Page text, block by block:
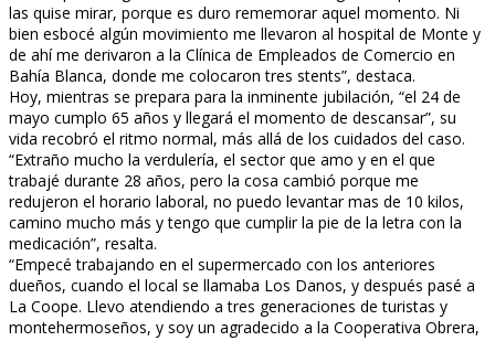
las quise mirar, porque es duro rememorar aquel momento. Ni
bien esbocé algún movimiento me llevaron al hospital de Monte y
de ahí me derivaron a la Clínica de Empleados de Comercio en
Bahía Blanca, donde me colocaron tres stents”, destaca.
Hoy, mientras se prepara para la inminente jubilación, “el 24 de
mayo cumplo 65 años y llegará el momento de descansar”, su
vida recobró el ritmo normal, más allá de los cuidados del caso.
“Extraño mucho la verdulería, el sector que amo y en el que
trabajé durante 28 años, pero la cosa cambió porque me
redujeron el horario laboral, no puedo levantar mas de 10 kilos,
camino mucho más y tengo que cumplir la pie de la letra con la
medicación”, resalta.
“Empecé trabajando en el supermercado con los anteriores
dueños, cuando el local se llamaba Los Danos, y después pasé a
La Coope. Llevo atendiendo a tres generaciones de turistas y
montehermoseños, y soy un agradecido a la Cooperativa Obrera,